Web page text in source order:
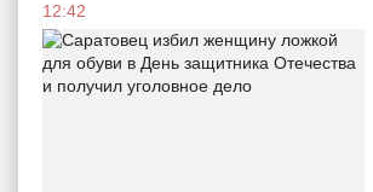
12:42